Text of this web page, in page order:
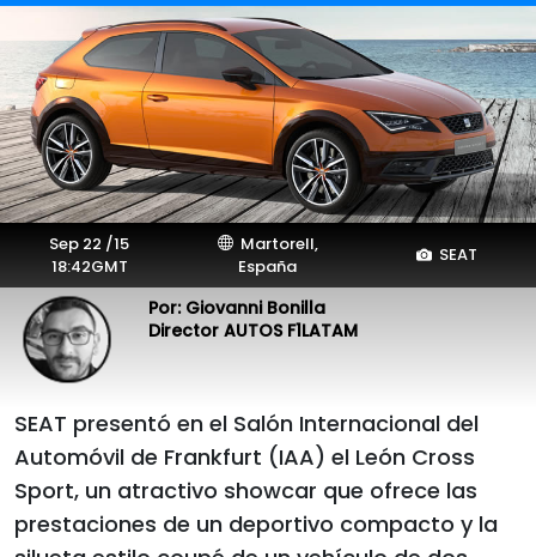
Sep 22 /15
18:42GMT
Martorell,
España
SEAT
Por: Giovanni Bonilla
Director AUTOS F1LATAM
SEAT presentó en el Salón Internacional del
Automóvil de Frankfurt (IAA) el León Cross
Sport, un atractivo showcar que ofrece las
prestaciones de un deportivo compacto y la